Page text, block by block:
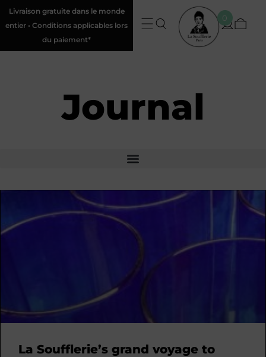
Livraison gratuite dans le monde
entier • Conditions applicables lors
du paiement*
0
Journal
La Soufflerie’s grand voyage to